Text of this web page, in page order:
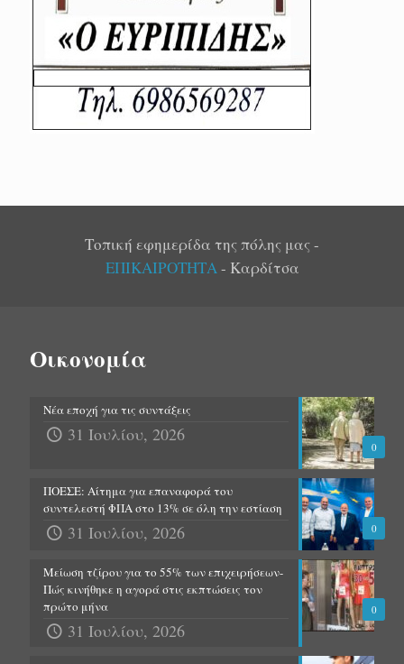
Τοπική εφημερίδα της πόλης μας -
ΕΠΙΚΑΙΡΟΤΗΤΑ- Καρδίτσα
Οικονομία
0
Νέα εποχή για τις συντάξεις
31 Ιουλίου, 2026
0
ΠΟΕΣΕ: Αίτημα για επαναφορά του
συντελεστή ΦΠΑ στο 13% σε όλη την εστίαση
31 Ιουλίου, 2026
0
Μείωση τζίρου για το 55% των επιχειρήσεων-
Πώς κινήθηκε η αγορά στις εκπτώσεις τον
πρώτο μήνα
31 Ιουλίου, 2026